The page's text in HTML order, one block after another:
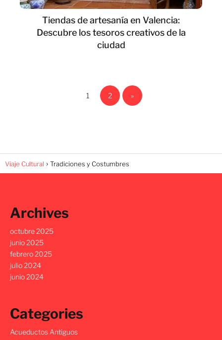
Tiendas de artesanía en Valencia:
Descubre los tesoros creativos de la
ciudad
1 2 »
Viaje Cultural Tradiciones y Costumbres
Archives
octubre 2025
junio 2025
febrero 2025
julio 2024
junio 2024
Categories
Acueductos Antiguos